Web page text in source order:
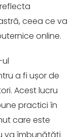
ceea ce va
online.
a fi ușor de
Acest lucru
practici în
care este